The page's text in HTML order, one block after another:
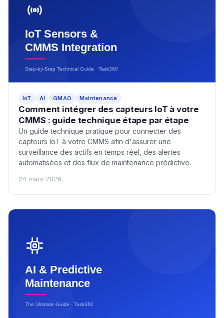
IoT AI GMAO Maintenance
Comment intégrer des capteurs IoT à votre
CMMS : guide technique étape par étape
Un guide technique pratique pour connecter des
capteurs IoT à votre CMMS afin d'assurer une
surveillance des actifs en temps réel, des alertes
automatisées et des flux de maintenance prédictive.
24 mars 2026